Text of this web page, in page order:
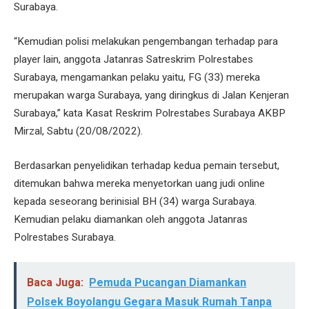
Surabaya.
“Kemudian polisi melakukan pengembangan terhadap para
player lain, anggota Jatanras Satreskrim Polrestabes
Surabaya, mengamankan pelaku yaitu, FG (33) mereka
merupakan warga Surabaya, yang diringkus di Jalan Kenjeran
Surabaya,” kata Kasat Reskrim Polrestabes Surabaya AKBP
Mirzal, Sabtu (20/08/2022).
Berdasarkan penyelidikan terhadap kedua pemain tersebut,
ditemukan bahwa mereka menyetorkan uang judi online
kepada seseorang berinisial BH (34) warga Surabaya.
Kemudian pelaku diamankan oleh anggota Jatanras
Polrestabes Surabaya.
Baca Juga: Pemuda Pucangan Diamankan
Polsek Boyolangu Gegara Masuk Rumah Tanpa